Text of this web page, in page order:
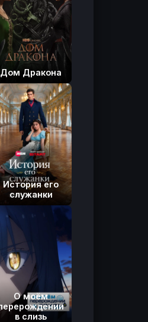
Дом Дракона
История его
служанки
О моём
в слизь